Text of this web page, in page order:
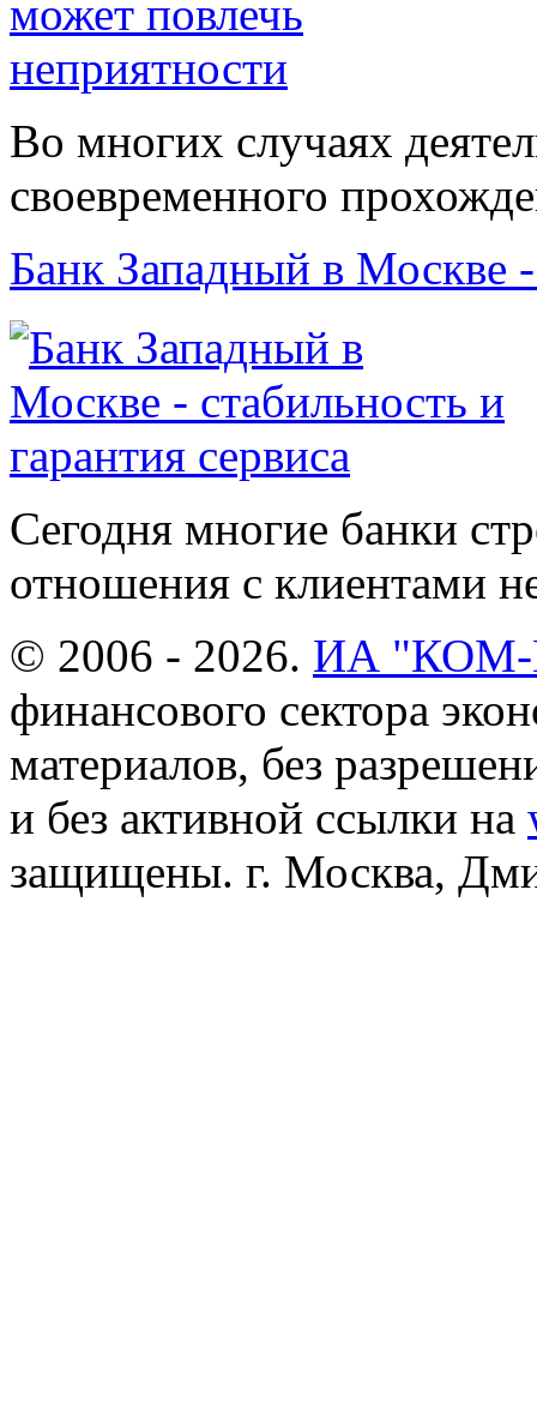
Во многих случаях
своевременного
Банк Западный в Москве
Сегодня многие банки
отношения с клиентами
© 2006 - 2026. ИА
финансового сектора
материалов, без
и без активной ссылки на
защищены. г. Москва,